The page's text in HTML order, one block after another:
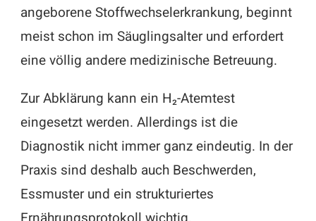
angeborene Stoffwechselerkrankung, beginnt
meist schon im Säuglingsalter und erfordert
eine völlig andere medizinische Betreuung.
Zur Abklärung kann ein H₂-Atemtest
eingesetzt werden. Allerdings ist die
Diagnostik nicht immer ganz eindeutig. In der
Praxis sind deshalb auch Beschwerden,
Essmuster und ein strukturiertes